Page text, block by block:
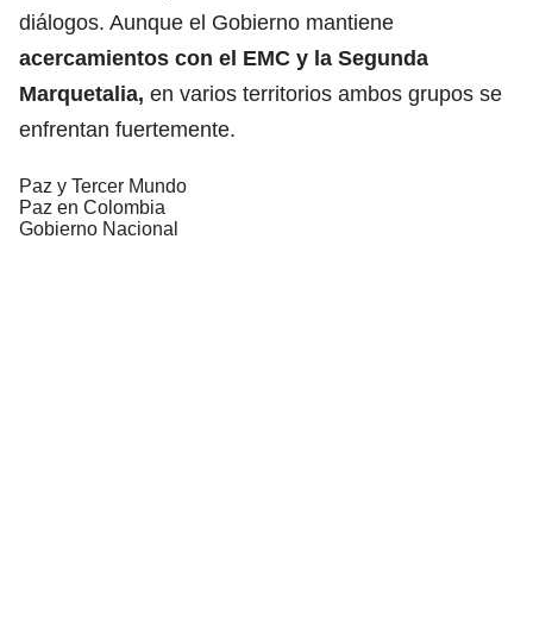
diálogos. Aunque el Gobierno mantiene
acercamientos con el EMC y la Segunda
Marquetalia, en varios territorios ambos grupos se
enfrentan fuertemente.
Paz y Tercer Mundo
Paz en Colombia
Gobierno Nacional